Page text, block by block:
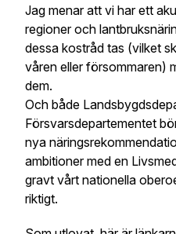
Jag menar att vi har ett
regioner och
dessa kostråd tas (vilket
våren eller försommaren)
dem.
Och både
Försvarsdepartementet
nya
ambitioner med en
gravt vårt nationella
riktigt.